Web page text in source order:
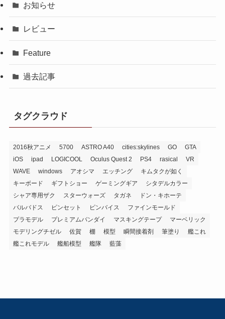
お知らせ
レビュー
Feature
過去記事
タグクラウド
2016秋アニメ 5700 ASTRO A40 cities:skylines GO
GTA
iOS
ipad LOGICOOL Oculus Quest 2 PS4 rasical
VR
WAVE
windows アオシマ エッチング
キムタクが如く
キーボード
ギフトショー ゲーミングギア
シタデルカラー
シャア専用ザク
スターウォーズ タガネ
ドン・キホーテ
バルバドス
ピンセット ピンバイス
ファインモールド
プラモデル
プレミアムバンダイ マスキングテープ
マーベリック
モデリングチゼル
佐賀 棚 模型 瞬間接着剤 筆塗り
艦これ
艦これモデル
艦船模型 艦隊 藍藻